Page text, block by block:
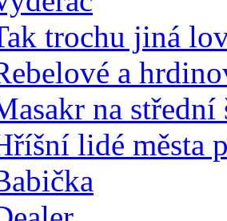
trochu jiná
a
na střední
lidé města